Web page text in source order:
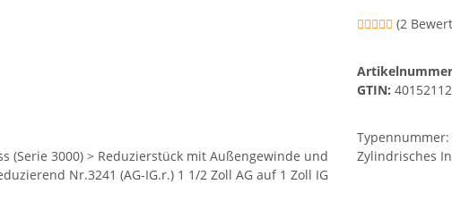
(2
GTIN:
Typennummer:
Zylindrisches